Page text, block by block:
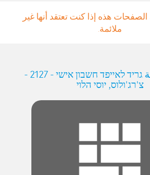
هذه إذا كنت تعتقد أنها غير
ملائمة.
أيضًا بواسطة גריד לאייפד חשבון אישי - 2127 -
צ'רג'ולוס, יוסי הלוי